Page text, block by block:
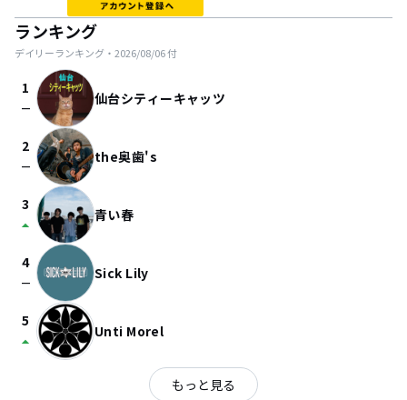
ランキング
デイリーランキング・ 2026/08/06付
1
check_indeterminate_small 仙台シティーキャッツ
2
check_indeterminate_small the奥歯's
3
arrow_drop_up 青い春
4
check_indeterminate_small Sick Lily
5
arrow_drop_up Unti Morel
もっと見る